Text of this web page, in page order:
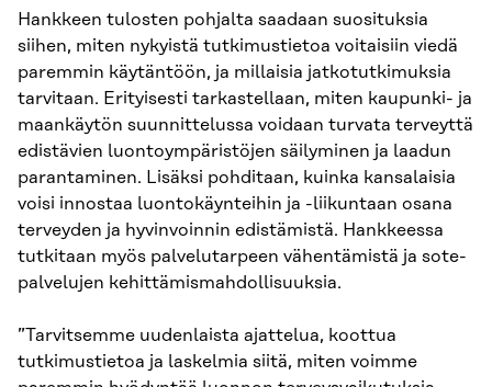
Hankkeen tulosten pohjalta saadaan suosituksia
siihen, miten nykyistä tutkimustietoa voitaisiin viedä
paremmin käytäntöön, ja millaisia jatkotutkimuksia
tarvitaan. Erityisesti tarkastellaan, miten kaupunki- ja
maankäytön suunnittelussa voidaan turvata terveyttä
edistävien luontoympäristöjen säilyminen ja laadun
parantaminen. Lisäksi pohditaan, kuinka kansalaisia
voisi innostaa luontokäynteihin ja -liikuntaan osana
terveyden ja hyvinvoinnin edistämistä. Hankkeessa
tutkitaan myös palvelutarpeen vähentämistä ja sote-
palvelujen kehittämismahdollisuuksia.
”Tarvitsemme uudenlaista ajattelua, koottua
tutkimustietoa ja laskelmia siitä, miten voimme